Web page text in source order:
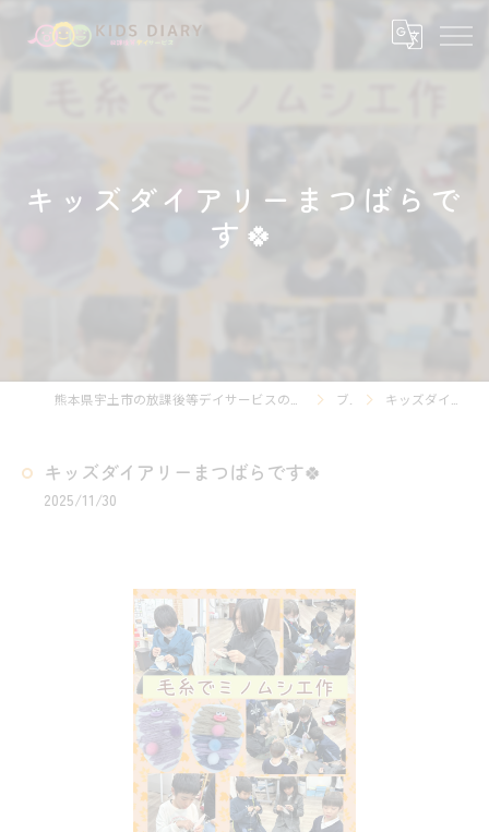
キッズダイアリーまつばらで
す🍀
ブログ キッズダイアリーまつばらです🍀
キッズダイアリーまつばらです🍀
2025/11/30